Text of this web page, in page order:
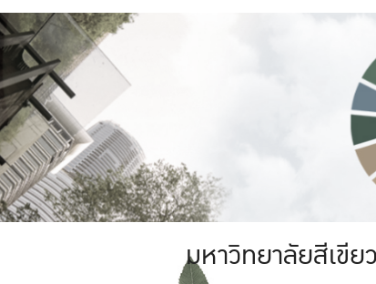
มหาวิทยาลัยสีเขียว